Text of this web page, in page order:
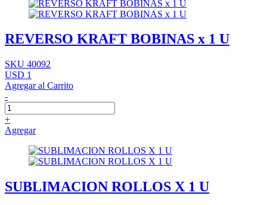
REVERSO KRAFT BOBINAS x 1 U
SKU 40092
USD 1
Agregar al Carrito
-
+
Agregar
SUBLIMACION ROLLOS X 1 U